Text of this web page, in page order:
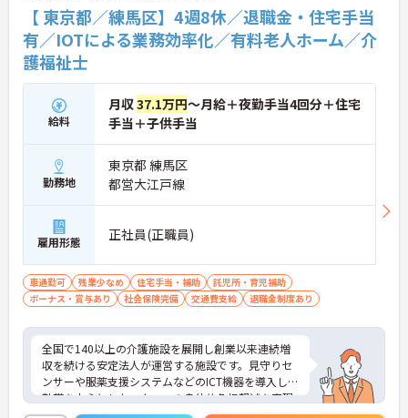
【 東京都／練馬区】4週8休／退職金・住宅手当
有／IOTによる業務効率化／有料老人ホーム／介
護福祉士
給料
月収37.1万円～月給＋夜勤手当4回分＋住宅
手当＋子供手当
勤務地
東京都 練馬区
都営大江戸線
雇用形態 正社員(正職員)
車通勤可 残業少なめ 住宅手当・補助
託児所・育児補助
ボーナス・賞与あり
社会保険完備 交通費支給 退職金制度あり
全国で140以上の介護施設を展開し創業以来連続増
収を続ける安定法人が運営する施設です。見守りセ
ンサーや服薬支援システムなどのICT機器を導入し夜
勤帯を中心としたスタッフの身体的負担軽減を実現
しています。独自のHITOWAアカデミーによる体系